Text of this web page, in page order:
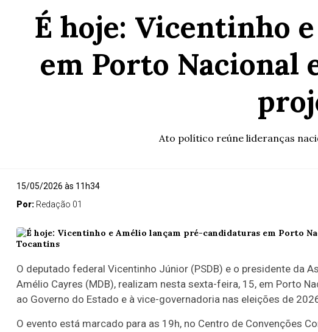
É hoje: Vicentinho
em Porto Nacional
Ato político reúne lideranças
15/05/2026 às 11h34
Por: Redação 01
O deputado federal Vicentinho Júnior (PSDB) e o presidente da
Amélio Cayres (MDB), realizam nesta sexta-feira, 15, em Porto
ao Governo do Estado e à vice-governadoria nas eleições de
O evento está marcado para as 19h, no Centro de Convenções